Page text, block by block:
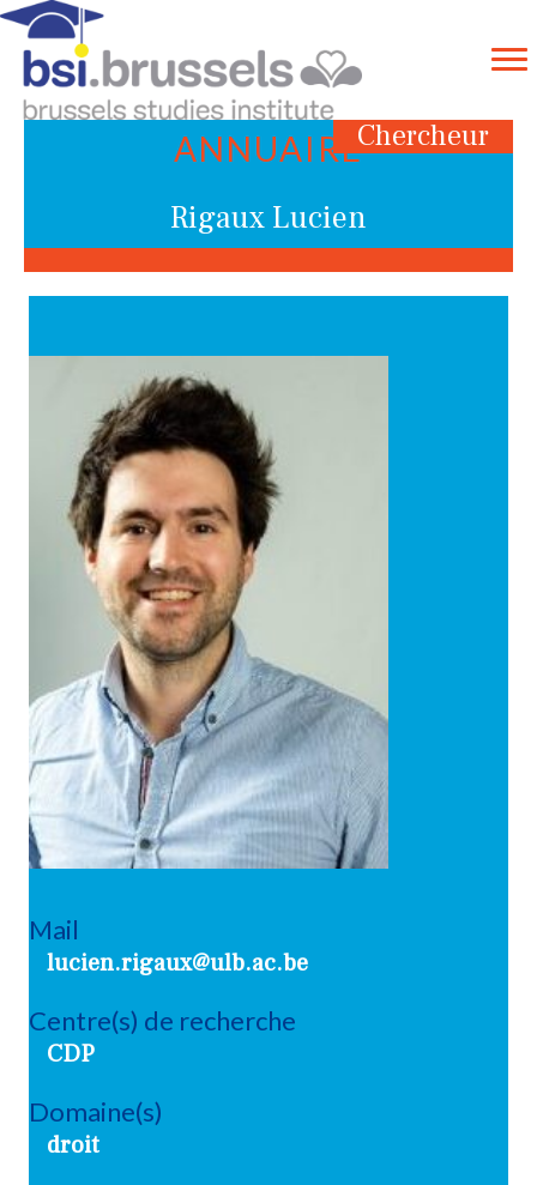
Chercheur
ANNUAIRE
Rigaux Lucien
Mail
lucien.rigaux@ulb.ac.be
Centre(s) de recherche
CDP
Domaine(s)
droit